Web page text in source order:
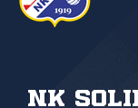
NK